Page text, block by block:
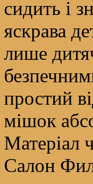
сидить і
яскрава
лише
простий
мішок
Матеріал
Салон